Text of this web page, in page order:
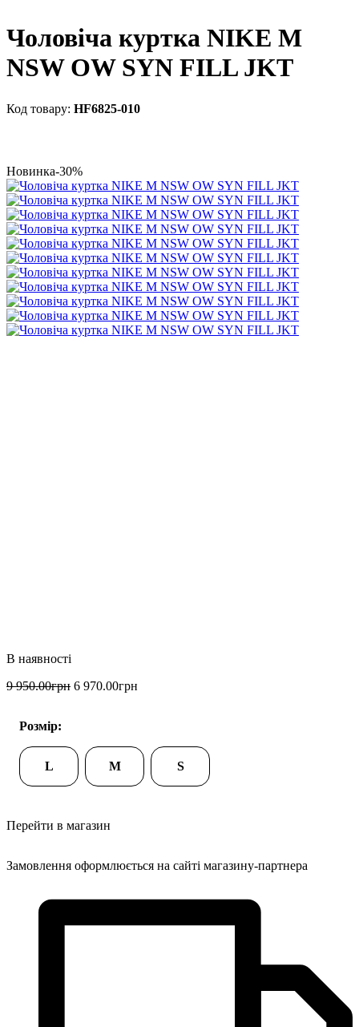
Чоловіча куртка NIKE M
NSW OW SYN FILL JKT
HF6825-010
Новинка-30%
9 950.00грн 6 970.00грн
Розмір:
L M S
Перейти в магазин
Замовлення оформлюється на сайті магазину-партнера